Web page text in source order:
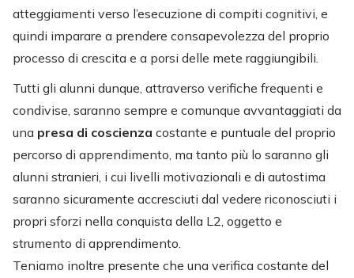
atteggiamenti verso l’esecuzione di compiti cognitivi, e
quindi imparare a prendere consapevolezza del proprio
processo di crescita e a porsi delle mete raggiungibili.
Tutti gli alunni dunque, attraverso verifiche frequenti e
condivise, saranno sempre e comunque avvantaggiati da
una presa di coscienza costante e puntuale del proprio
percorso di apprendimento, ma tanto più lo saranno gli
alunni stranieri, i cui livelli motivazionali e di autostima
saranno sicuramente accresciuti dal vedere riconosciuti i
propri sforzi nella conquista della L2, oggetto e
strumento di apprendimento.
Teniamo inoltre presente che una verifica costante del